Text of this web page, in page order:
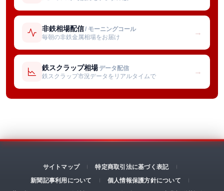
非鉄相場配信/ モーニングコール
毎朝の非鉄金属相場をお届け
→
鉄スクラップ相場 データ配信
鉄スクラップ市況データをリアルタイムで
→
サイトマップ
特定商取引法に基づく表記
新聞記事利用について
個人情報保護方針について